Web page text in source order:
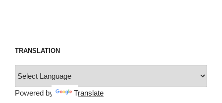
TRANSLATION
Powered by Translate